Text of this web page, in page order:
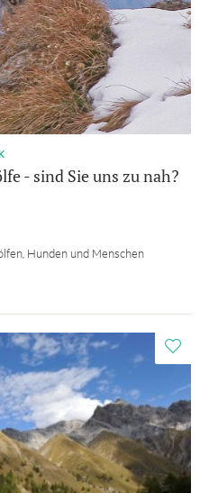
- sind Sie uns zu nah?
Hunden und Menschen
i